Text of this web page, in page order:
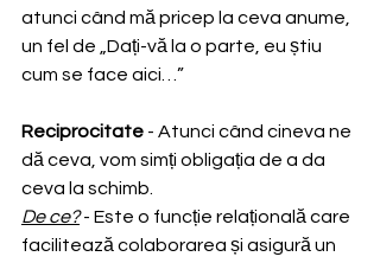
atunci când mă pricep la ceva anume,
un fel de „Dați-vă la o parte, eu știu
cum se face aici…”
Reciprocitate - Atunci când cineva ne
dă ceva, vom simți obligația de a da
ceva la schimb.
De ce? - Este o funcție relațională care
facilitează colaborarea și asigură un